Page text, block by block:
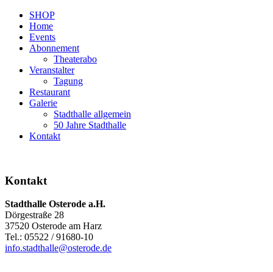
SHOP
Home
Events
Abonnement
Theaterabo
Veranstalter
Tagung
Restaurant
Galerie
Stadthalle allgemein
50 Jahre Stadthalle
Kontakt
Kontakt
Stadthalle Osterode a.H.
Dörgestraße 28
37520 Osterode am Harz
Tel.: 05522 / 91680-10
info.stadthalle@osterode.de